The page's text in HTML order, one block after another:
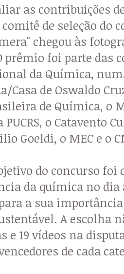
as contribuições
de seleção do
chegou às
prêmio foi parte das
da Química,
Casa de Oswaldo
de Química, o
o Catavento
Goeldi, o MEC e o
do concurso foi
da química no dia
a sua
A escolha
e 19 vídeos na
de cada